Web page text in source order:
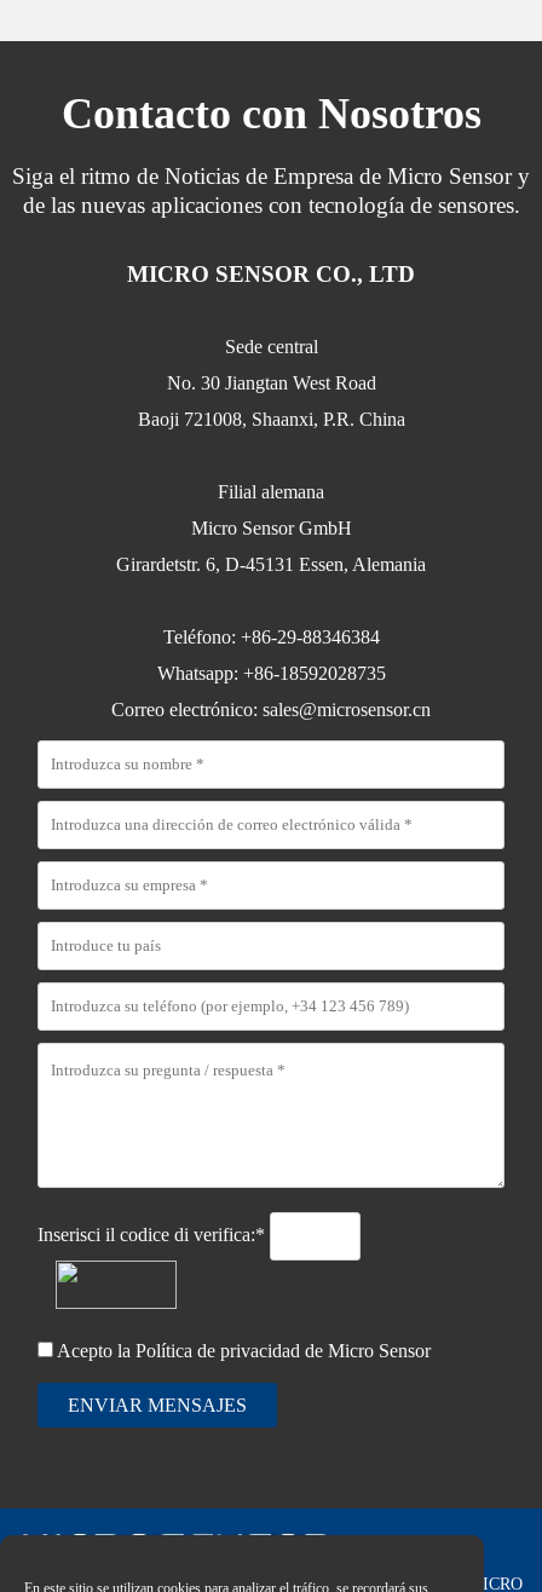
Contacto con Nosotros
Siga el ritmo de Noticias de Empresa de Micro Sensor y
de las nuevas aplicaciones con tecnología de sensores.
MICRO SENSOR CO., LTD
Sede central
No. 30 Jiangtan West Road
Baoji 721008, Shaanxi, P.R. China
Filial alemana
Micro Sensor GmbH
Girardetstr. 6, D-45131 Essen, Alemania
Teléfono: +86-29-88346384
Whatsapp: +86-18592028735
Correo electrónico: sales@microsensor.cn
Inserisci il codice di verifica:*
Acepto laPolítica de privacidad de Micro Sensor
ENVIAR MENSAJES
Copyright © 2026 MICRO
En este sitio se utilizan cookies para analizar el tráfico, se recordará sus